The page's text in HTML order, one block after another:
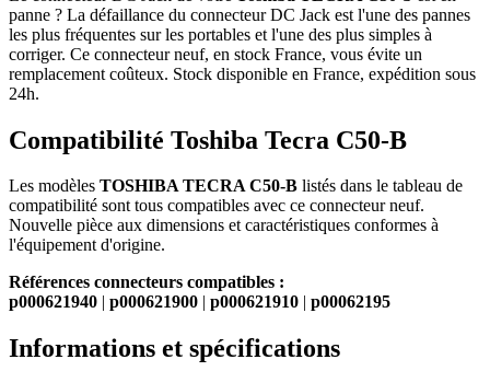
panne ? La défaillance du connecteur DC Jack est l'une des pannes
les plus fréquentes sur les portables et l'une des plus simples à
corriger. Ce connecteur neuf, en stock France, vous évite un
remplacement coûteux. Stock disponible en France, expédition sous
24h.
Compatibilité Toshiba Tecra C50-B
Les modèles TOSHIBA TECRA C50-B listés dans le tableau de
compatibilité sont tous compatibles avec ce connecteur neuf.
Nouvelle pièce aux dimensions et caractéristiques conformes à
l'équipement d'origine.
Références connecteurs compatibles :
p000621940 | p000621900 | p000621910 | p00062195
Informations et spécifications